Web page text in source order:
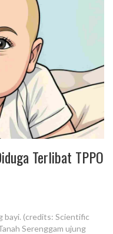
Terlibat TPPO
bayi. (credits: Scientific
Serenggam ujung